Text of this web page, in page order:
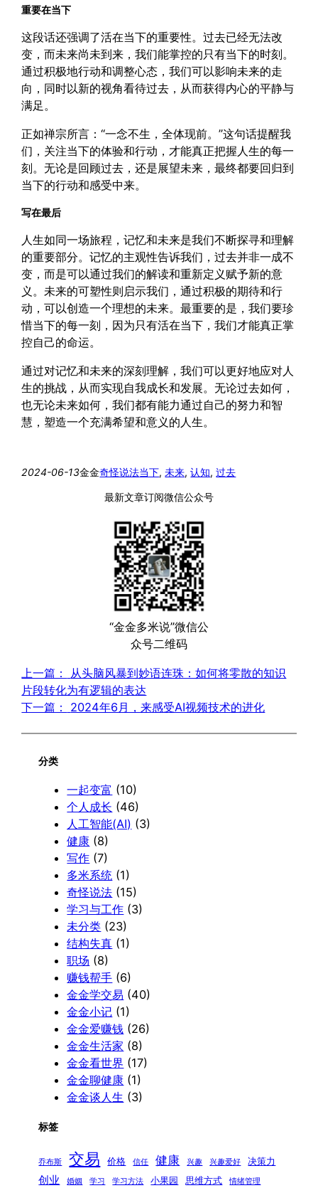
重要在当下
这段话还强调了活在当下的重要性。过去已经无法改
变，而未来尚未到来，我们能掌控的只有当下的时刻。
通过积极地行动和调整心态，我们可以影响未来的走
向，同时以新的视角看待过去，从而获得内心的平静与
满足。
正如禅宗所言：“一念不生，全体现前。”这句话提醒我
们，关注当下的体验和行动，才能真正把握人生的每一
刻。无论是回顾过去，还是展望未来，最终都要回归到
当下的行动和感受中来。
写在最后
人生如同一场旅程，记忆和未来是我们不断探寻和理解
的重要部分。记忆的主观性告诉我们，过去并非一成不
变，而是可以通过我们的解读和重新定义赋予新的意
义。未来的可塑性则启示我们，通过积极的期待和行
动，可以创造一个理想的未来。最重要的是，我们要珍
惜当下的每一刻，因为只有活在当下，我们才能真正掌
控自己的命运。
通过对记忆和未来的深刻理解，我们可以更好地应对人
生的挑战，从而实现自我成长和发展。无论过去如何，
也无论未来如何，我们都有能力通过自己的努力和智
慧，塑造一个充满希望和意义的人生。
2024-06-13金金奇怪说法当下, 未来, 认知, 过去
最新文章订阅微信公众号
“金金多米说”微信公
众号二维码
上一篇：
从头脑风暴到妙语连珠：如何将零散的知识
片段转化为有逻辑的表达
下一篇：
2024年6月，来感受AI视频技术的进化
分类
一起变富 (10)
个人成长 (46)
人工智能(AI) (3)
健康 (8)
写作 (7)
多米系统 (1)
奇怪说法 (15)
学习与工作 (3)
未分类 (23)
结构失真 (1)
职场 (8)
赚钱帮手 (6)
金金学交易 (40)
金金小记 (1)
金金爱赚钱 (26)
金金生活家 (8)
金金看世界 (17)
金金聊健康 (1)
金金谈人生 (3)
标签
乔布斯 交易 价格 信任 健康 兴趣 兴趣爱好 决策力
创业 婚姻 学习 学习方法 小果园 思维方式 情绪管理